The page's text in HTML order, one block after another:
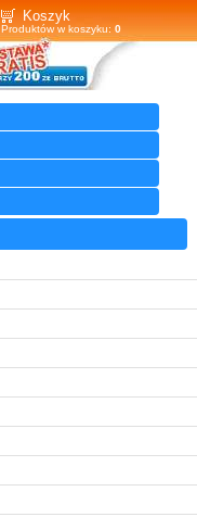
Koszyk
Produktów w koszyku: 0